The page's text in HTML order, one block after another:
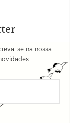
se na nossa